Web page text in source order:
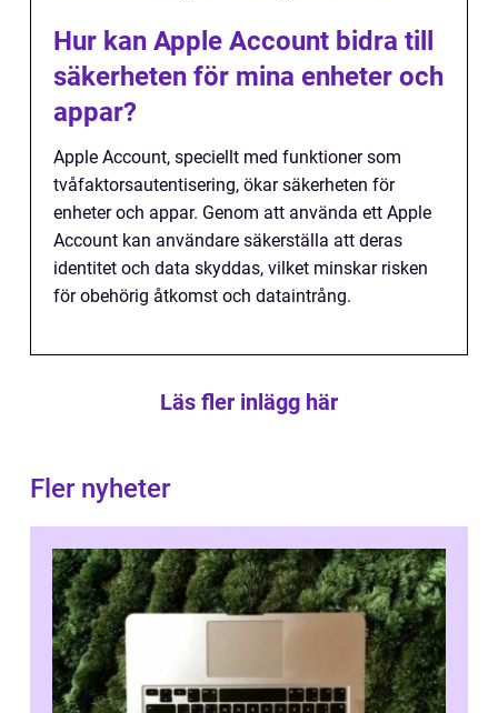
Hur kan Apple Account bidra till
säkerheten för mina enheter och
appar?
Apple Account, speciellt med funktioner som
tvåfaktorsautentisering, ökar säkerheten för
enheter och appar. Genom att använda ett Apple
Account kan användare säkerställa att deras
identitet och data skyddas, vilket minskar risken
för obehörig åtkomst och dataintrång.
Läs fler inlägg här
Fler nyheter